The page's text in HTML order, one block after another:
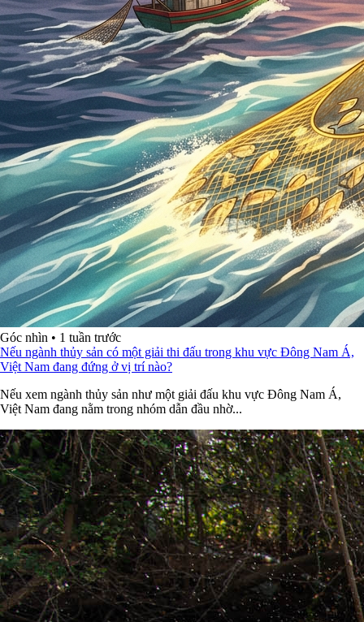
Góc nhìn • 1 tuần trước
Nếu ngành thủy sản có một giải thi đấu trong khu vực Đông Nam Á,
Việt Nam đang đứng ở vị trí nào?
Nếu xem ngành thủy sản như một giải đấu khu vực Đông Nam Á,
Việt Nam đang nằm trong nhóm dẫn đầu nhờ...